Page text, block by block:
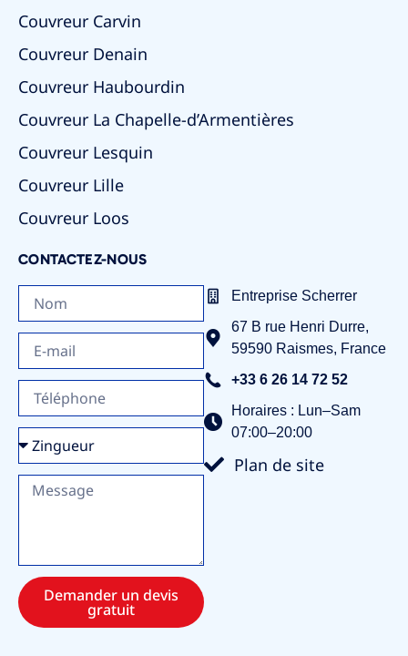
Couvreur Carvin
Couvreur Denain
Couvreur Haubourdin
Couvreur La Chapelle-d’Armentières
Couvreur Lesquin
Couvreur Lille
Couvreur Loos
Couvreur Marcq-en-Barœul
Couvreur Marly
Couvreur Onnaing
Couvreur Roubaix
Couvreur Saint-Saulve
Couvreur Tourcoing
Couvreur Valenciennes
Couvreur Zingueur Lille
Rénovation toiture Lille
Rénovation toiture Valenciennes
CONTACTEZ-NOUS
Demander un devis
gratuit
Entreprise Scherrer
67 B rue Henri Durre,
59590 Raismes, France
+33 6 26 14 72 52
Horaires : Lun–Sam
07:00–20:00
Plan de site